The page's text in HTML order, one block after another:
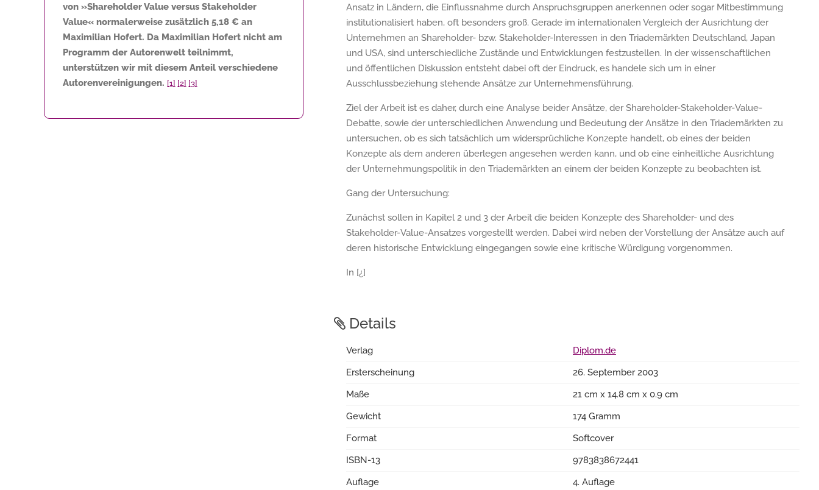
von »Shareholder Value versus Stakeholder
Value« normalerweise zusätzlich 5,18 € an
Maximilian Hofert. Da Maximilian Hofert nicht am
Programm der Autorenwelt teilnimmt,
unterstützen wir mit diesem Anteil verschiedene
Autorenvereinigungen. [1] [2] [3]
Ansatz in Ländern, die Einflussnahme durch Anspruchsgruppen anerkennen oder sogar Mitbestimmung
institutionalisiert haben, oft besonders groß. Gerade im internationalen Vergleich der Ausrichtung der
Unternehmen an Shareholder- bzw. Stakeholder-Interessen in den Triademärkten Deutschland, Japan
und USA, sind unterschiedliche Zustände und Entwicklungen festzustellen. In der wissenschaftlichen
und öffentlichen Diskussion entsteht dabei oft der Eindruck, es handele sich um in einer
Ausschlussbeziehung stehende Ansätze zur Unternehmensführung.
Ziel der Arbeit ist es daher, durch eine Analyse beider Ansätze, der Shareholder-Stakeholder-Value-
Debatte, sowie der unterschiedlichen Anwendung und Bedeutung der Ansätze in den Triademärkten zu
untersuchen, ob es sich tatsächlich um widersprüchliche Konzepte handelt, ob eines der beiden
Konzepte als dem anderen überlegen angesehen werden kann, und ob eine einheitliche Ausrichtung
der Unternehmungspolitik in den Triademärkten an einem der beiden Konzepte zu beobachten ist.
Gang der Untersuchung:
Zunächst sollen in Kapitel 2 und 3 der Arbeit die beiden Konzepte des Shareholder- und des
Stakeholder-Value-Ansatzes vorgestellt werden. Dabei wird neben der Vorstellung der Ansätze auch auf
deren historische Entwicklung eingegangen sowie eine kritische Würdigung vorgenommen.
In [¿]
Details
Verlag
Diplom.de
Ersterscheinung
26. September 2003
Maße
21 cm x 14.8 cm x 0.9 cm
Gewicht
174 Gramm
Format
Softcover
ISBN-13
9783838672441
Auflage
4. Auflage